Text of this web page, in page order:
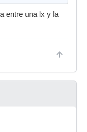
entre una lx y la